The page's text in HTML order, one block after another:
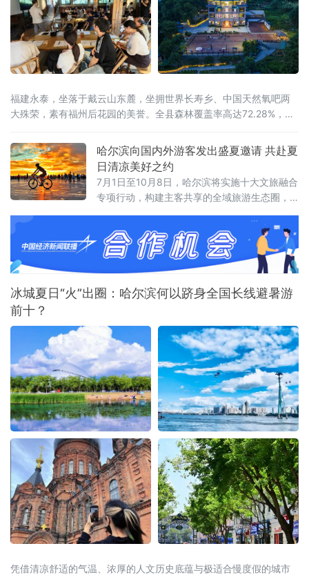
福建永泰，坐落于戴云山东麓，坐拥世界长寿乡、中国天然氧吧两
大殊荣，素有福州后花园的美誉。全县森林覆盖率高达72.28%，林
哈尔滨向国内外游客发出盛夏邀请 共赴夏
日清凉美好之约
7月1日至10月8日，哈尔滨将实施十大文旅融合
专项行动，构建主客共享的全域旅游生态圈，
冰城夏日“火”出圈：哈尔滨何以跻身全国长线避暑游
前十？
凭借清凉舒适的气温、浓厚的人文历史底蕴与极适合慢度假的城市